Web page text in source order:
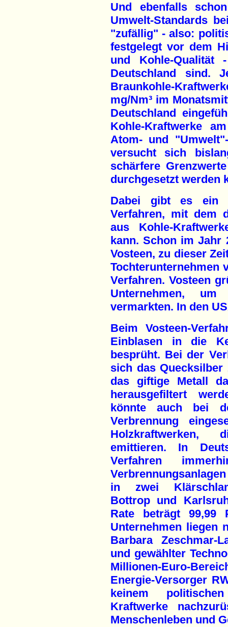
Und ebenfalls
Umwelt-Standards
"zufällig" - also:
festgelegt vor dem
und Kohle-
Deutschland sind.
Braunkohle-
mg/Nm³ im
Deutschland
Kohle-Kraftwerke
Atom- und
versucht sich
schärfere
durchgesetzt werden
Dabei gibt es ein
Verfahren, mit dem
aus Kohle-
kann. Schon im Jahr
Vosteen, zu dieser
Tochterunternehmen
Verfahren. Vosteen
Unternehmen,
vermarkten. In den
Beim Vosteen-
Einblasen in die
besprüht. Bei der
sich das
das giftige Metall
herausgefiltert
könnte auch bei
Verbrennung
Holzkraftwerken,
emittieren. In
Verfahren
in zwei
Bottrop und
Rate beträgt 99,99
Unternehmen liegen
Barbara Zeschmar-
und gewählter
Millionen-Euro-
Energie-Versorger
keinem
Kraftwerke
Menschenleben und